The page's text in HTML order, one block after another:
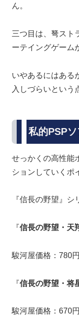
ん。
三つ目は、弩スト
ーテイングゲーム
いやあるにはある
入しづらいという
私的PSP
せっかくの高性能
ションしていくポ
『信長の野望』シ
『信長の野望・天
駿河屋価格：780円
『信長の野望・将
駿河屋価格：670円